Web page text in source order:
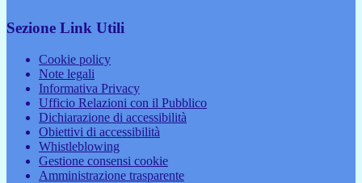
Sezione Link Utili
Cookie policy
Note legali
Informativa Privacy
Ufficio Relazioni con il Pubblico
Dichiarazione di accessibilità
Obiettivi di accessibilità
Whistleblowing
Gestione consensi cookie
Amministrazione trasparente